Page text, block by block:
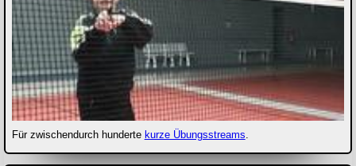
Für zwischendurch hunderte kurze Übungsstreams.